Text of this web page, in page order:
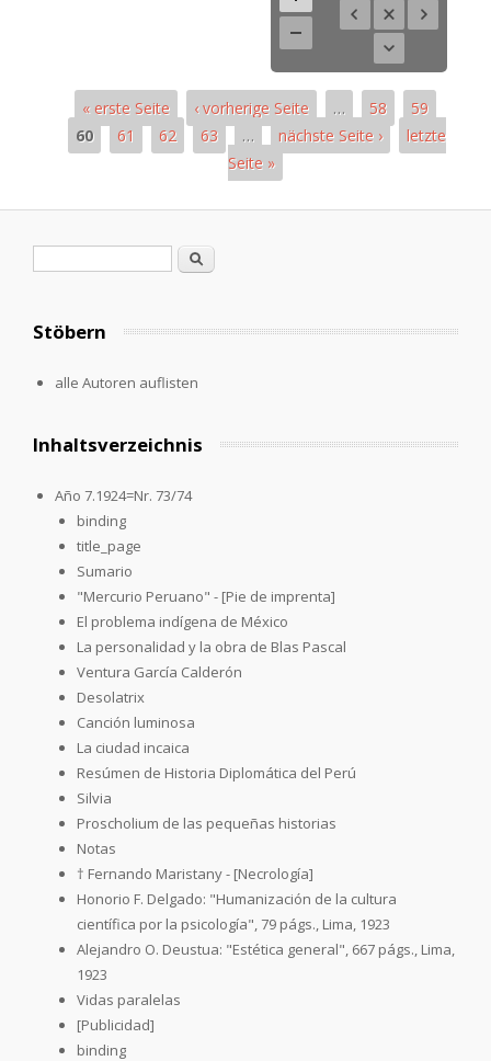
« erste Seite ‹ vorherige Seite … 58
59
60
61 62 63 … nächste Seite ›
letzte
Seite »
Search
Stöbern
alle Autoren auflisten
Inhaltsverzeichnis
Año 7.1924=Nr. 73/74
binding
title_page
Sumario
"Mercurio Peruano" - [Pie de imprenta]
El problema indígena de México
La personalidad y la obra de Blas Pascal
Ventura García Calderón
Desolatrix
Canción luminosa
La ciudad incaica
Resúmen de Historia Diplomática del Perú
Silvia
Proscholium de las pequeñas historias
Notas
† Fernando Maristany - [Necrología]
Honorio F. Delgado: "Humanización de la cultura
científica por la psicología", 79 págs., Lima, 1923
Alejandro O. Deustua: "Estética general", 667 págs., Lima,
1923
Vidas paralelas
[Publicidad]
binding